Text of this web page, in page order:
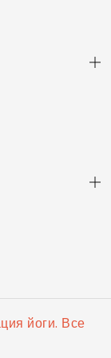
йоги. Все